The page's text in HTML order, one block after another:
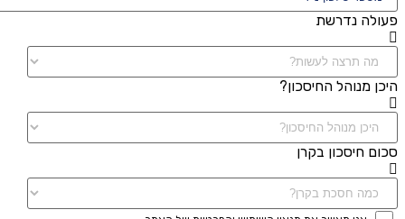
פעולה נדרשת
היכן מנוהל החיסכון?
סכום חיסכון בקרן